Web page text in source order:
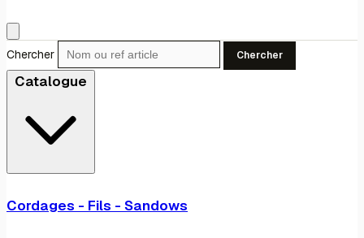
Chercher Chercher
Catalogue
Cordages - Fils - Sandows